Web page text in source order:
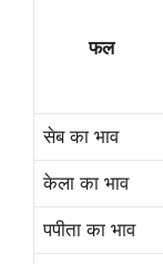
फल
सेब का भाव
केला का भाव
पपीता का भाव